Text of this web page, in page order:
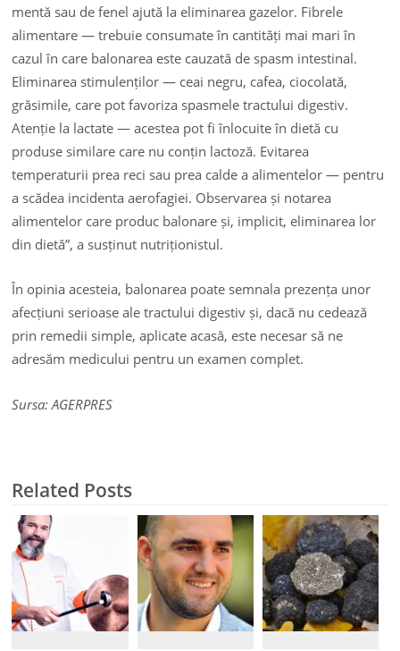
mentă sau de fenel ajută la eliminarea gazelor. Fibrele
alimentare — trebuie consumate în cantități mai mari în
cazul în care balonarea este cauzată de spasm intestinal.
Eliminarea stimulenților — ceai negru, cafea, ciocolată,
grăsimile, care pot favoriza spasmele tractului digestiv.
Atenție la lactate — acestea pot fi înlocuite în dietă cu
produse similare care nu conțin lactoză. Evitarea
temperaturii prea reci sau prea calde a alimentelor — pentru
a scădea incidenta aerofagiei. Observarea și notarea
alimentelor care produc balonare și, implicit, eliminarea lor
din dietă”, a susținut nutriționistul.
În opinia acesteia, balonarea poate semnala prezența unor
afecțiuni serioase ale tractului digestiv și, dacă nu cedează
prin remedii simple, aplicate acasă, este necesar să ne
adresăm medicului pentru un examen complet.
Sursa: AGERPRES
Related Posts